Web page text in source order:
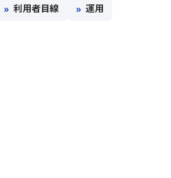
» 利用者目線 » 運用